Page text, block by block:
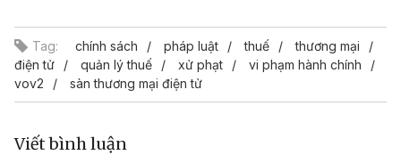
Tag: chính sách pháp luật thuế
thương mại
điện tử
quản lý thuế xử phạt
vi phạm hành chính
vov2
sàn thương mại điện tử
Viết bình luận